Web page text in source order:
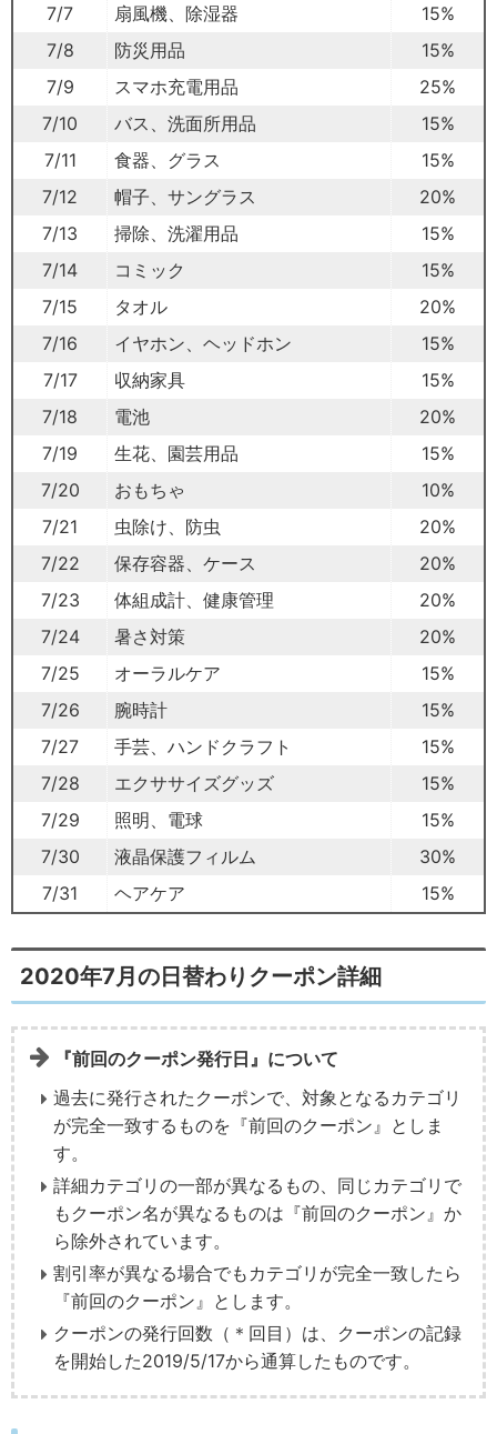
7/7
扇風機、除湿器
15%
7/8
防災用品
15%
7/9
スマホ充電用品
25%
7/10
バス、洗面所用品
15%
7/11
食器、グラス
15%
7/12
帽子、サングラス
20%
7/13
掃除、洗濯用品
15%
7/14
コミック
15%
7/15
タオル
20%
7/16
イヤホン、ヘッドホン
15%
7/17
収納家具
15%
7/18
電池
20%
7/19
生花、園芸用品
15%
7/20
おもちゃ
10%
7/21
虫除け、防虫
20%
7/22
保存容器、ケース
20%
7/23
体組成計、健康管理
20%
7/24
暑さ対策
20%
7/25
オーラルケア
15%
7/26
腕時計
15%
7/27
手芸、ハンドクラフト
15%
7/28
エクササイズグッズ
15%
7/29
照明、電球
15%
7/30
液晶保護フィルム
30%
7/31
ヘアケア 15%
2020年7月の日替わりクーポン詳細
『前回のクーポン発行日』について
過去に発行されたクーポンで、対象となるカテゴリ
が完全一致するものを『前回のクーポン』としま
す。
詳細カテゴリの一部が異なるもの、同じカテゴリで
もクーポン名が異なるものは『前回のクーポン』か
ら除外されています。
割引率が異なる場合でもカテゴリが完全一致したら
『前回のクーポン』とします。
クーポンの発行回数（＊回目）は、クーポンの記録
を開始した2019/5/17から通算したものです。